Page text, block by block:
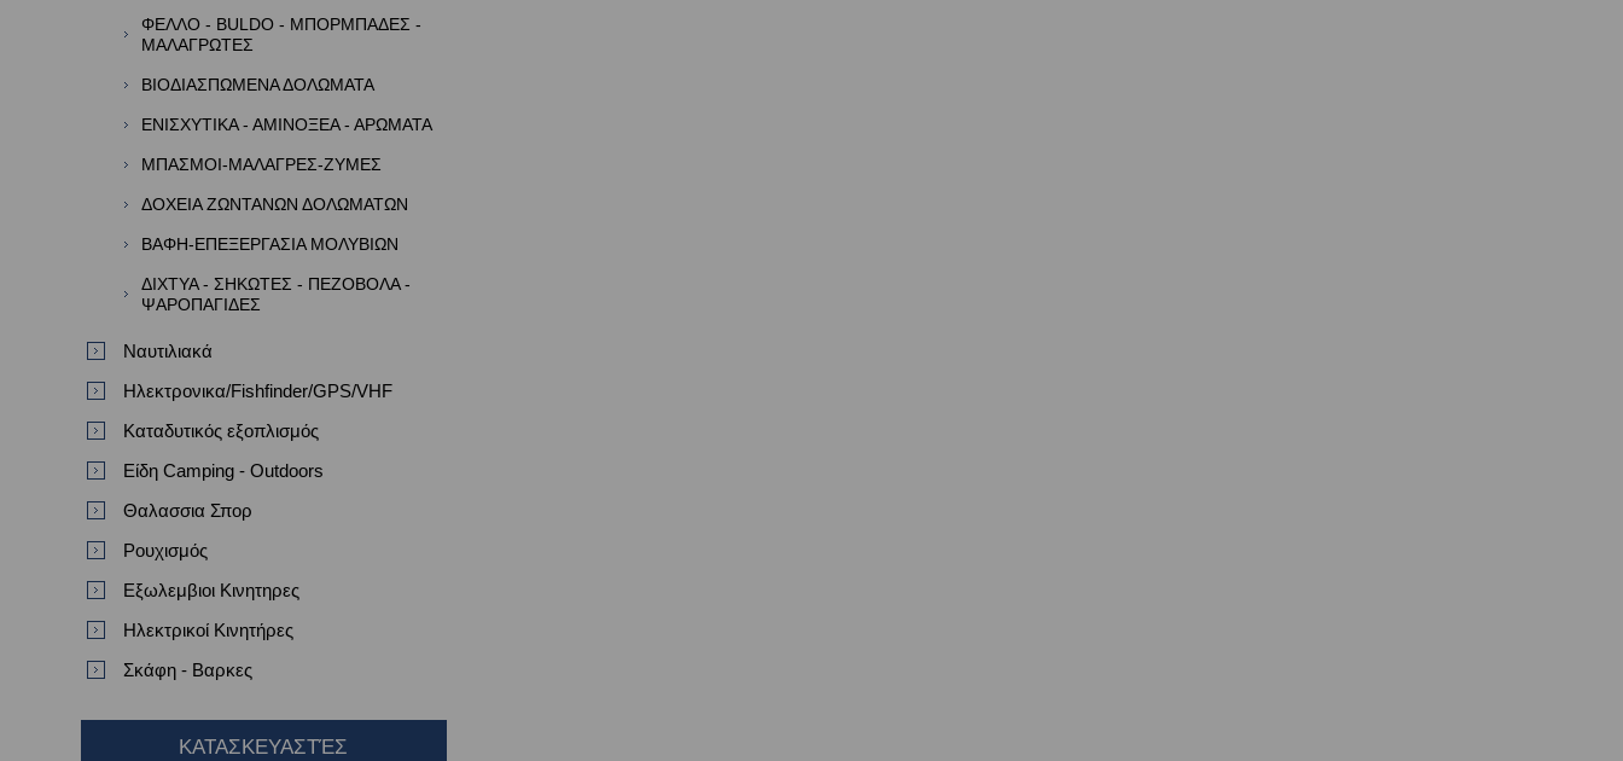
ΦΕΛΛΟ - BULDO - ΜΠΟΡΜΠΑΔΕΣ -
ΜΑΛΑΓΡΩΤΕΣ
ΒΙΟΔΙΑΣΠΩΜΕΝΑ ΔΟΛΩΜΑΤΑ
ΕΝΙΣΧΥΤΙΚΑ - ΑΜΙΝΟΞΕΑ - ΑΡΩΜΑΤΑ
ΜΠΑΣΜΟΙ-ΜΑΛΑΓΡΕΣ-ΖΥΜΕΣ
ΔΟΧΕΙΑ ΖΩΝΤΑΝΩΝ ΔΟΛΩΜΑΤΩΝ
ΒΑΦΗ-ΕΠΕΞΕΡΓΑΣΙΑ ΜΟΛΥΒΙΩΝ
ΔΙΧΤΥΑ - ΣΗΚΩΤΕΣ - ΠΕΖΟΒΟΛΑ -
ΨΑΡΟΠΑΓΙΔΕΣ
Ναυτιλιακά
Ηλεκτρονικα/Fishfinder/GPS/VHF
Καταδυτικός εξοπλισμός
Είδη Camping - Outdoors
Θαλασσια Σπορ
Ρουχισμός
Εξωλεμβιοι Κινητηρες
Ηλεκτρικοί Κινητήρες
Σκάφη - Βαρκες
ΚΑΤΑΣΚΕΥΑΣΤΈΣ